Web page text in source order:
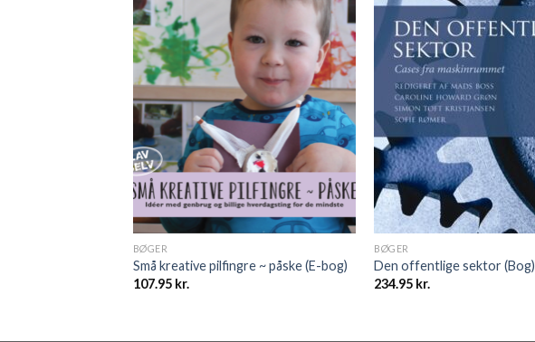
BØGER
Små kreative pilfingre ~ påske (E-bog)
107.95 kr.
BØGER
Den offentlige sektor (Bog)
234.95 kr.